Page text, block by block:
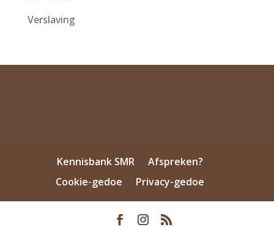
Verslaving
Kennisbank SMR
Afspreken?
Cookie-gedoe
Privacy-gedoe